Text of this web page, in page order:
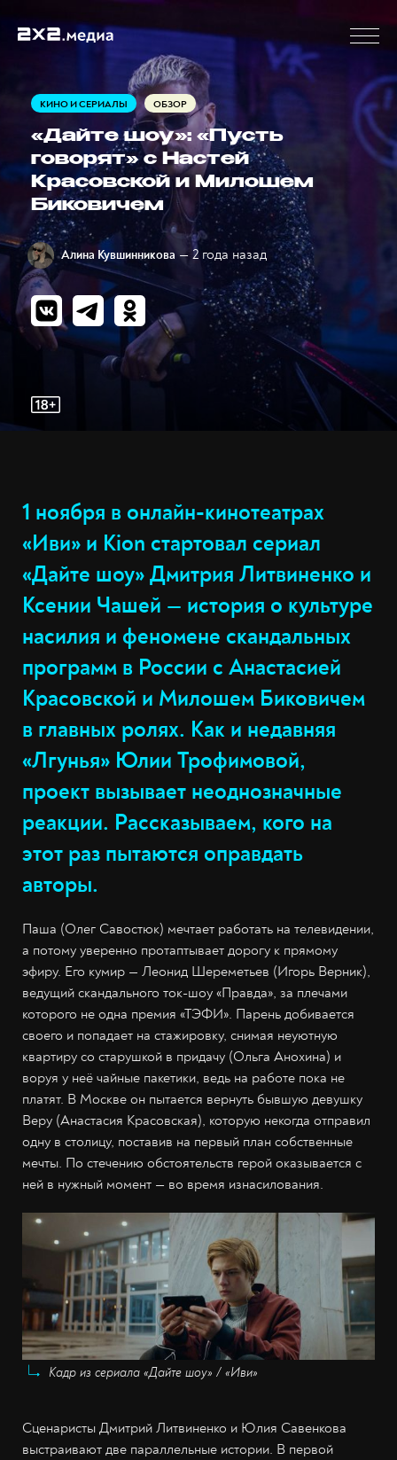
КИНО И СЕРИАЛЫ ОБЗОР
«Дайте шоу»: «Пусть
говорят» с Настей
Красовской и Милошем
Биковичем
Алина Кувшинникова — 2 года назад
1 ноября в онлайн-кинотеатрах
«Иви» и Kion стартовал сериал
«Дайте шоу» Дмитрия Литвиненко и
Ксении Чашей — история о культуре
насилия и феномене скандальных
программ в России с Анастасией
Красовской и Милошем Биковичем
в главных ролях. Как и недавняя
«Лгунья» Юлии Трофимовой,
проект вызывает неоднозначные
реакции. Рассказываем, кого на
этот раз пытаются оправдать
авторы.
Паша (Олег Савостюк) мечтает работать на телевидении,
а потому уверенно протаптывает дорогу к прямому
эфиру. Его кумир — Леонид Шереметьев (Игорь Верник),
ведущий скандального ток-шоу «Правда», за плечами
которого не одна премия «ТЭФИ». Парень добивается
своего и попадает на стажировку, снимая неуютную
квартиру со старушкой в придачу (Ольга Анохина) и
воруя у неё чайные пакетики, ведь на работе пока не
платят. В Москве он пытается вернуть бывшую девушку
Веру (Анастасия Красовская), которую некогда отправил
одну в столицу, поставив на первый план собственные
мечты. По стечению обстоятельств герой оказывается с
ней в нужный момент — во время изнасилования.
Кадр из сериала «Дайте шоу» / «Иви»
Сценаристы Дмитрий Литвиненко и Юлия Савенкова
выстраивают две параллельные истории. В первой